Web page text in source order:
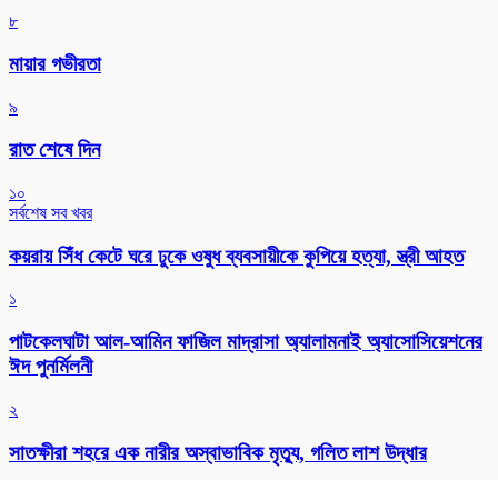
৮
মায়ার গভীরতা
৯
রাত শেষে দিন
১০
সর্বশেষ সব খবর
কয়রায় সিঁধ কেটে ঘরে ঢুকে ওষুধ ব্যবসায়ীকে কুপিয়ে হত্যা, স্ত্রী আহত
১
পাটকেলঘাটা আল-আমিন ফাজিল মাদ্রাসা অ্যালামনাই অ্যাসোসিয়েশনের
ঈদ পুনর্মিলনী
২
সাতক্ষীরা শহরে এক নারীর অস্বাভাবিক মৃত্যু, গলিত লাশ উদ্ধার